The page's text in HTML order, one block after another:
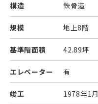
構造 鉄骨造
規模 地上8階
基準階面積 42.89坪
エレベーター 有
竣工 1978年1月